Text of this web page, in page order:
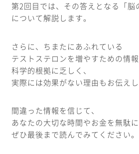
第2回目では、その答えとなる「脳
について解説します。
さらに、ちまたにあふれている
テストステロンを増やすための情報
科学的根拠に乏しく、
実際には効果がない理由もお伝えし
間違った情報を信じて、
あなたの大切な時間やお金を無駄
ぜひ最後まで読んでみてください。